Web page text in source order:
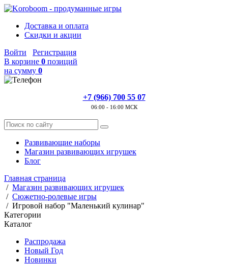
Доставка и оплата
Скидки и акции
Войти
Регистрация
В корзине 0 позиций
на сумму 0
+7 (966) 700 55 07
06:00 - 16:00 МСК
Развивающие наборы
Магазин развивающих игрушек
Блог
Главная страница
/ Магазин развивающих игрушек
/ Сюжетно-ролевые игры
/ Игровой набор "Маленький кулинар"
Категории
Каталог
Распродажа
Новый Год
Новинки